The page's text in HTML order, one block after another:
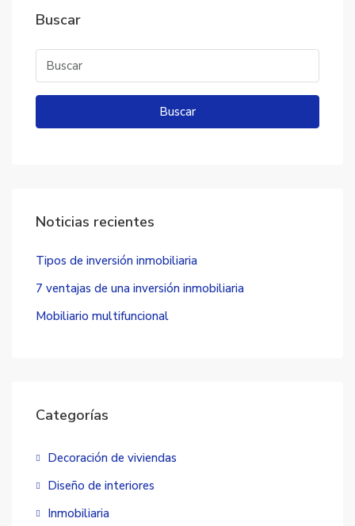
Buscar
Buscar
Noticias recientes
Tipos de inversión inmobiliaria
7 ventajas de una inversión inmobiliaria
Mobiliario multifuncional
Categorías
Decoración de viviendas
Diseño de interiores
Inmobiliaria